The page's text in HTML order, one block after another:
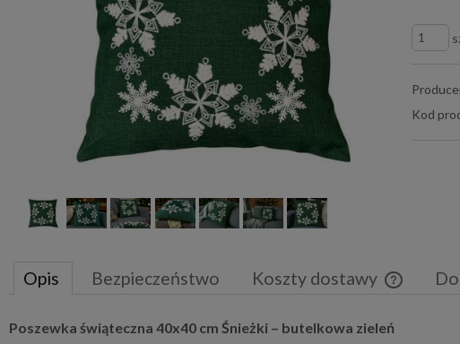
Kod
Opis Bezpieczeństwo Koszty dostawy
Poszewka świąteczna 40x40 cm Śnieżki – butelkowa zieleń